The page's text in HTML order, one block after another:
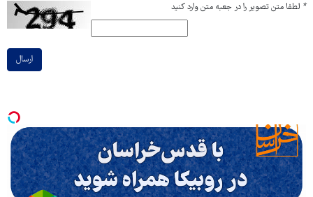
* لطفا متن تصویر را در جعبه متن وارد کنید
ارسال